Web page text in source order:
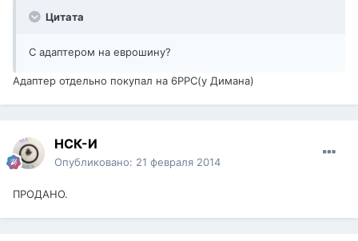
Цитата
С адаптером на еврошину?
Адаптер отдельно покупал на 6РРС(у Димана)
НСК-И
Опубликовано: 21 февраля 2014
ПРОДАНО.